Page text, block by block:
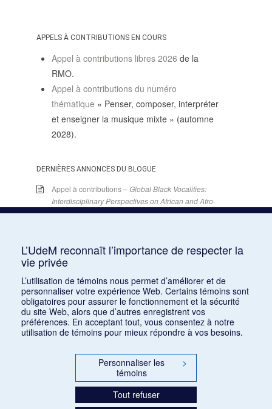
APPELS À CONTRIBUTIONS EN COURS
Appel à contributions libres 2026 de la
RMO.
Appel à contributions du numéro
thématique « Penser, composer, interpréter
et enseigner la musique mixte » (automne
2028).
DERNIÈRES ANNONCES DU BLOGUE
Appel à contributions –Global Black Vocalities:
Interdisciplinary Perspectives on African and Afro-
descendant Expressive Cultures– 15 décembre
Appel de conférences – « Expressions sonores de
la violence et transformations technologiques
dans le cinéma européen, des années 1970 à la
transition numérique » – 30 septembre 2026
15 juin 2026
Appel de conférences – « Les rencontres de
musicologie médiévalle » – 30 juin 2026
LES CARNETS DE LA RMO
L’UdeM reconnaît l’importance de respecter la
vie privée
L’utilisation de témoins nous permet d’améliorer et de
personnaliser votre expérience Web. Certains témoins sont
obligatoires pour assurer le fonctionnement et la sécurité
du site Web, alors que d’autres enregistrent vos
préférences. En acceptant tout, vous consentez à notre
utilisation de témoins pour mieux répondre à vos besoins.
Personnaliser les
témoins
>
Tout refuser